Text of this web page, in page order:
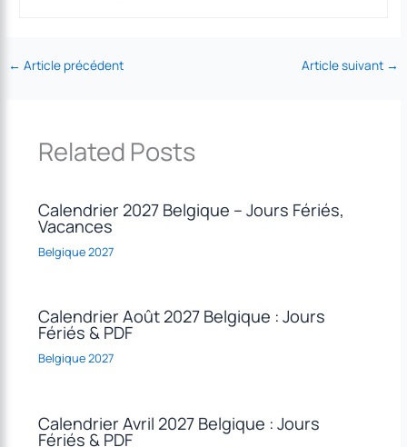
← Article précédent Article suivant →
Related Posts
Calendrier 2027 Belgique – Jours Fériés,
Vacances
Belgique 2027
Calendrier Août 2027 Belgique : Jours
Fériés & PDF
Belgique 2027
Calendrier Avril 2027 Belgique : Jours
Fériés & PDF